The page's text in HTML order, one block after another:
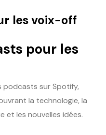
les voix-off
pour les
podcasts sur Spotify,
la technologie, la
et les nouvelles idées.